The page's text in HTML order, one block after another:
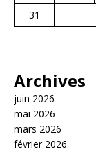
31
Archives
juin 2026
mai 2026
mars 2026
février 2026